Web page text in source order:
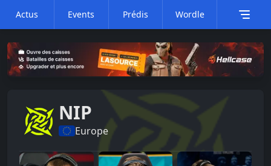
Actus Events Prédis Wordle
NIP
Europe